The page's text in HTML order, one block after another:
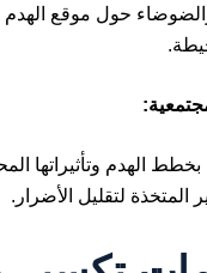
حول موقع
بخطط الهدم وتأثيراتها
المتخذة لتقليل الأضرار.